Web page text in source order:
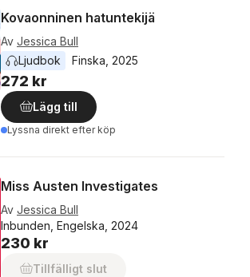
Kovaonninen hatuntekijä
Av Jessica Bull
Ljudbok
Finska 2025
272 kr
Lägg till
Lyssna direkt efter köp
Miss Austen Investigates
Av Jessica Bull
Inbunden, Engelska, 2024
230 kr
Tillfälligt slut